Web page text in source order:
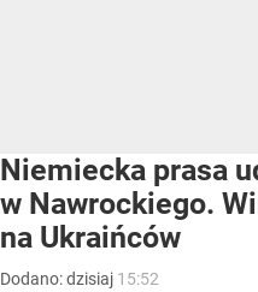
Niemiecka prasa
w Nawrockiego.
na Ukraińców
Dodano:dzisiaj 15:52